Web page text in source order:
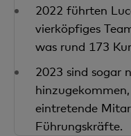
2022 führten
vierköpfiges
was rund 173
2023 sind sogar
eintretende
Führungskräfte.